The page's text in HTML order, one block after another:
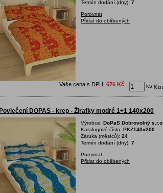
Termín dodání (dny): 7
Porovnat
Přidat do oblíbených
ks
Vaše cena s DPH: 676 Kč
Povlečení DOPAS - krep - Žirafky modré 1+1 140x200
Výrobce: DoPaS Dobrovolný s.r.o.
Katalogové číslo: PKZ140x200
Záruka (měsíců): 24
Termín dodání (dny): 7
Porovnat
Přidat do oblíbených